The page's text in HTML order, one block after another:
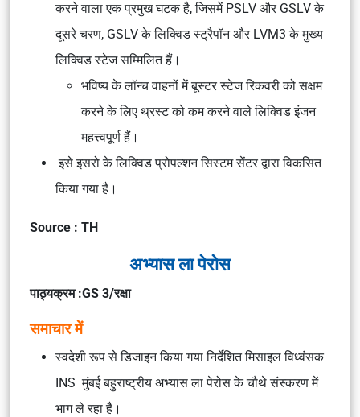
करने वाला एक प्रमुख घटक है, जिसमें PSLV और GSLV के
दूसरे चरण, GSLV के लिक्विड स्ट्रैपॉन और LVM3 के मुख्य
लिक्विड स्टेज सम्मिलित हैं।
भविष्य के लॉन्च वाहनों में बूस्टर स्टेज रिकवरी को सक्षम
करने के लिए थ्रस्ट को कम करने वाले लिक्विड इंजन
महत्त्वपूर्ण हैं।
इसे इसरो के लिक्विड प्रोपल्शन सिस्टम सेंटर द्वारा विकसित
किया गया है।
Source : TH
अभ्यास ला पेरोस
पाठ्यक्रम :GS 3/रक्षा
समाचार में
स्वदेशी रूप से डिजाइन किया गया निर्देशित मिसाइल विध्वंसक
INS मुंबई बहुराष्ट्रीय अभ्यास ला पेरोस के चौथे संस्करण में
भाग ले रहा है।